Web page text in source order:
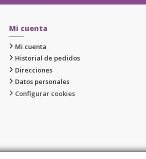
Mi cuenta
Mi cuenta
Historial de pedidos
Direcciones
Datos personales
Configurar cookies